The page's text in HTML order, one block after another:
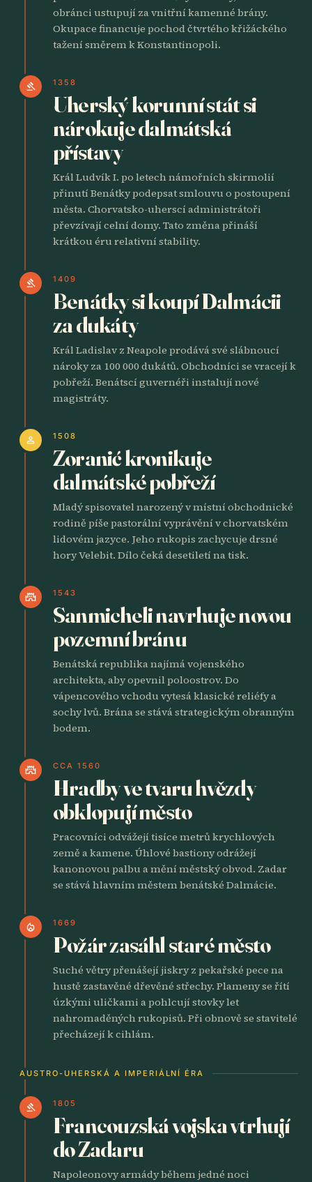
obránci ustupují za vnitřní kamenné brány.
Okupace financuje pochod čtvrtého křižáckého
tažení směrem k Konstantinopoli.
gavel 1358
Uherský korunní stát si
nárokuje dalmátská
přístavy
Král Ludvík I. po letech námořních skirmolií
přinutí Benátky podepsat smlouvu o postoupení
města. Chorvatsko-uherscí administrátoři
převzívají celní domy. Tato změna přináší
krátkou éru relativní stability.
gavel 1409
Benátky si koupí Dalmácii
za dukáty
Král Ladislav z Neapole prodává své slábnoucí
nároky za 100 000 dukátů. Obchodníci se vracejí k
pobřeží. Benátscí guvernéři instalují nové
magistráty.
person 1508
Zoranić kronikuje
dalmátské pobřeží
Mladý spisovatel narozený v místní obchodnické
rodině píše pastorální vyprávění v chorvatském
lidovém jazyce. Jeho rukopis zachycuje drsné
hory Velebit. Dílo čeká desetiletí na tisk.
castle 1543
Sanmicheli navrhuje novou
pozemní bránu
Benátská republika najímá vojenského
architekta, aby opevnil poloostrov. Do
vápencového vchodu vytesá klasické reliéfy a
sochy lvů. Brána se stává strategickým obranným
bodem.
castle CCA 1560
Hradby ve tvaru hvězdy
obklopují město
Pracovníci odvážejí tisíce metrů krychlových
země a kamene. Úhlové bastiony odrážejí
kanonovou palbu a mění městský obvod. Zadar
se stává hlavním městem benátské Dalmácie.
local_fire_department 1669
Požár zasáhl staré město
Suché větry přenášejí jiskry z pekařské pece na
hustě zastavěné dřevěné střechy. Plameny se řítí
úzkými uličkami a pohlcují stovky let
nahromaděných rukopisů. Při obnově se stavitelé
přecházejí k cihlám.
AUSTRO-UHERSKÁ A IMPERIÁLNÍ ÉRA
gavel 1805
Francouzská vojska vtrhují
do Zadaru
Napoleonovy armády během jedné noci